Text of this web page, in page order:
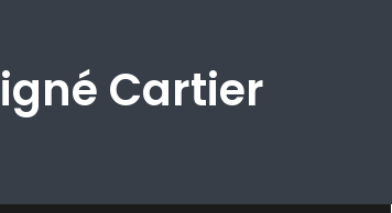
Cartier